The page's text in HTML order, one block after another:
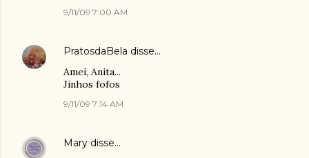
9/11/09 7:00 AM
PratosdaBela disse…
Amei, Anita...
Jinhos fofos
9/11/09 7:14 AM
Mary disse…